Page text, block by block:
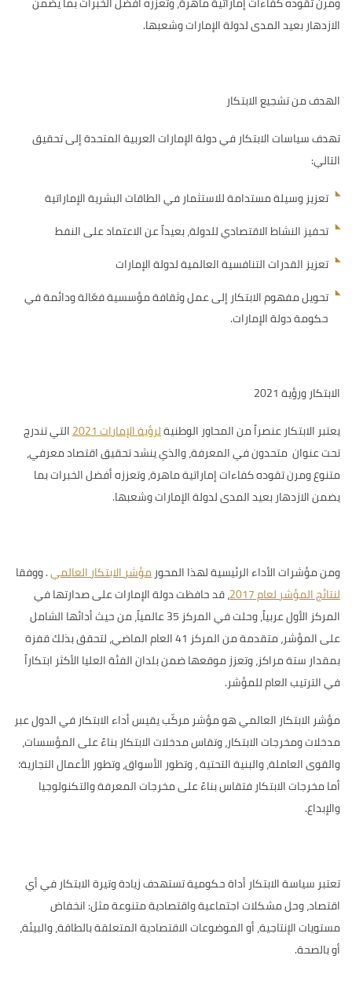
الازدهار بعيد المدى لدولة الإمارات وشعبها.
الهدف من تشجيع الابتكار
تهدف سياسات الابتكار في دولة الإمارات العربية المتحدة إلى تحقيق
التالي:
تعزيز وسيلة مستدامة للاستثمار في الطاقات البشرية الإماراتية
تحفيز النشاط الاقتصادي للدولة، بعيداً عن الاعتماد على النفط
تعزيز القدرات التنافسية العالمية لدولة الإمارات
تحويل مفهوم الابتكار إلى عمل وثقافة مؤسسية فعّالة ودائمة في
حكومة دولة الإمارات.
الابتكار ورؤية 2021
يعتبر الابتكار عنصراً منالمحاور الوطنيةلرؤية الإمارات 2021
التي تندرج
تحت عنوان متحدون في المعرفة، والذي ينشد تحقيق اقتصاد معرفي،
متنوع ومرن تقوده كفاءات إماراتية ماهرة، وتعززه أفضل الخبرات بما
يضمن الازدهار بعيد المدى لدولة الإمارات وشعبها.
ومن مؤشرات الأداء الرئيسية لهذا المحورمؤشر الابتكار العالمي.ووفقا
لنتائج المؤشر لعام 2017
، قدحافظت دولة الإمارات على صدارتها في
المركز الأول عربياً، وحلت في المركز 35 عالمياً، من حيث أدائها الشامل
على المؤشر، متقدمة من المركز 41 العام الماضي، لتحقق بذلك قفزة
بمقدار ستة مراكز، وتعزز موقعها ضمن بلدان الفئة العليا الأكثر ابتكاراً
في الترتيب العام للمؤشر.
مؤشر الابتكار العالمي هو مؤشر مركّب يقيس أداء الابتكار في الدول عبر
مدخلات ومخرجات الابتكار، وتقاس مدخلات الابتكار بناءً على المؤسسات،
والقوى العاملة، والبنية التحتية ، وتطور الأسواق، وتطور الأعمال التجارية؛
أما مخرجات الابتكار فتقاس بناءً على مخرجات المعرفة والتكنولوجيا
والإبداع.
تعتبر سياسة الابتكار أداة حكومية تستهدف زيادة وتيرة الابتكار في أي
اقتصاد، وحل مشكلات اجتماعية واقتصادية متنوعة مثل: انخفاض
مستويات الإنتاجية، أو الموضوعات الاقتصادية المتعلقة بالطاقة، والبيئة،
أو بالصحة.